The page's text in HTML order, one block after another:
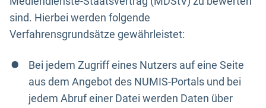
sind. Hierbei werden folgende
Verfahrensgrundsätze gewährleistet:
Bei jedem Zugriff eines Nutzers auf eine Seite
aus dem Angebot des NUMIS-Portals und bei
jedem Abruf einer Datei werden Daten über